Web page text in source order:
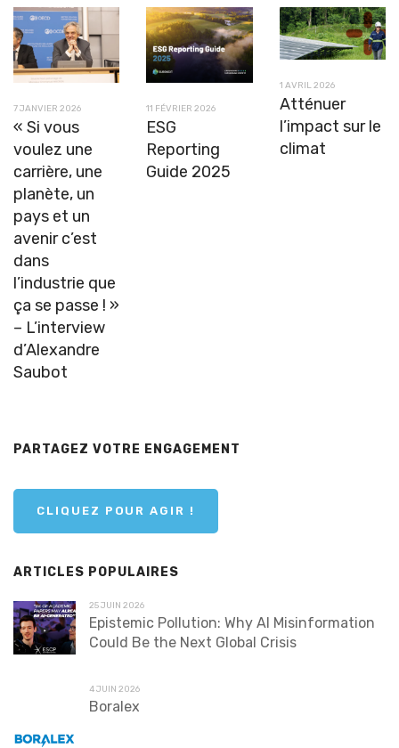
7 JANVIER 2026
« Si vous
voulez une
carrière, une
planète, un
pays et un
avenir c’est
dans
l’industrie que
ça se passe ! »
– L’interview
d’Alexandre
Saubot
11 FÉVRIER 2026
ESG
Reporting
Guide 2025
1 AVRIL 2026
Atténuer
l’impact sur le
climat
PARTAGEZ VOTRE ENGAGEMENT
CLIQUEZ POUR AGIR !
ARTICLES POPULAIRES
25 JUIN 2026
Epistemic Pollution: Why AI Misinformation
Could Be the Next Global Crisis
4 JUIN 2026
Boralex